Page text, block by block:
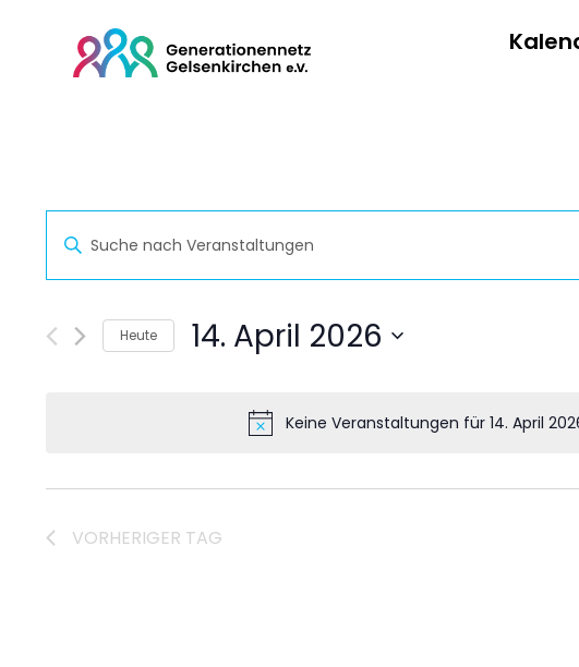
Keine Veranstaltungen für 14. April
Veranstaltungen
Suche
und
Ansichten,
Navigation
Bitte
Schlüsselwort
Suche
Veranstaltungen
Schlüsselwort.
Heute 14. April 2026
VORHERIGER TAG